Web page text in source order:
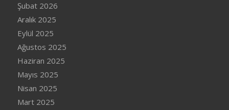
Şubat 2026
Aralık 2025
Eylül 2025
Ağustos 2025
Haziran 2025
Mayıs 2025
Nisan 2025
Mart 2025